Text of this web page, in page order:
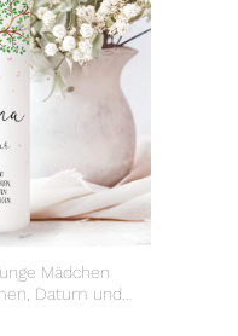
Mädchen
Datum und